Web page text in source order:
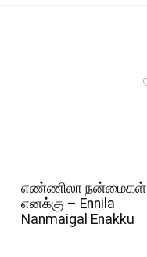
எண்ணிலா நன்மைகள்
எனக்கு – Ennila
Nanmaigal Enakku